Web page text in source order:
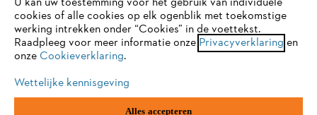
Cookie-informatie Juridische informatie
ANDREAS STIHL NV, Veurtstraat 117, 2870
België/Belgique
VAT Number: BE 0427.714.768
je overschakelt op één van de volgende browsers:
firefox
safari edge
cookies of alle cookies op elk ogenblik met toekomstige
werking intrekken onder “Cookies” in de voettekst.
Raadpleeg voor meer informatie onze Privacyverklaring en
onze Cookieverklaring.
Wettelijke kennisgeving
Alles accepteren